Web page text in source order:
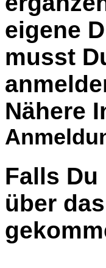
eigene
musst
Nähere
Falls
über